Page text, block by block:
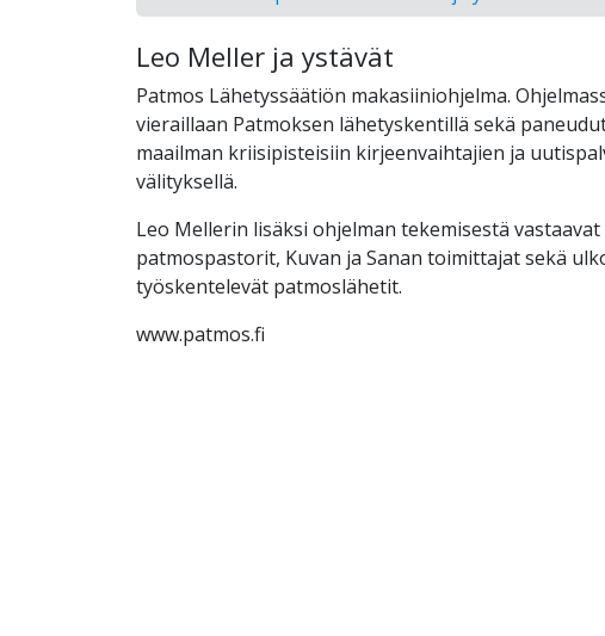
Leo Meller ja ystävät
Patmos Lähetyssäätiön makasiiniohjelma.
vieraillaan Patmoksen lähetyskentillä sekä
maailman kriisipisteisiin kirjeenvaihtajien ja
välityksellä.
Leo Mellerin lisäksi ohjelman tekemisestä vastaavat
patmospastorit, Kuvan ja Sanan toimittajat sekä
työskentelevät patmoslähetit.
www.patmos.fi